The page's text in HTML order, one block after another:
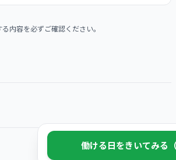
内容を必ずご確認ください。
© 2026 Phonim Inc.
働ける日をきいてみる（